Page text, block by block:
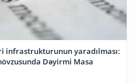
infrastrukturunun yaradılması: